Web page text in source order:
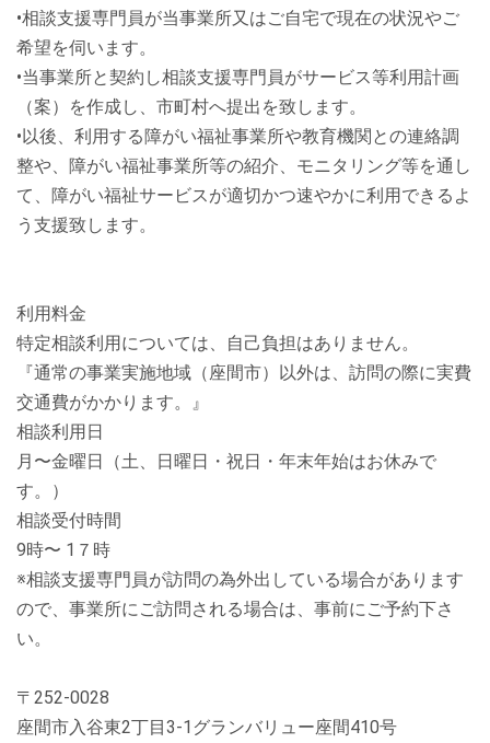
•相談支援専門員が当事業所又はご自宅で現在の状況やご
希望を伺います。
•当事業所と契約し相談支援専門員がサービス等利用計画
（案）を作成し、市町村へ提出を致します。
•以後、利用する障がい福祉事業所や教育機関との連絡調
整や、障がい福祉事業所等の紹介、モニタリング等を通し
て、障がい福祉サービスが適切かつ速やかに利用できるよ
う支援致します。
利用料金
特定相談利用については、自己負担はありません。
『通常の事業実施地域（座間市）以外は、訪問の際に実費
交通費がかかります。』
相談利用日
月〜金曜日（土、日曜日・祝日・年末年始はお休みで
す。）
相談受付時間
9時〜 1７時
※相談支援専門員が訪問の為外出している場合があります
ので、事業所にご訪問される場合は、事前にご予約下さ
い。
〒252-0028
座間市入谷東2丁目3-1グランバリュー座間410号